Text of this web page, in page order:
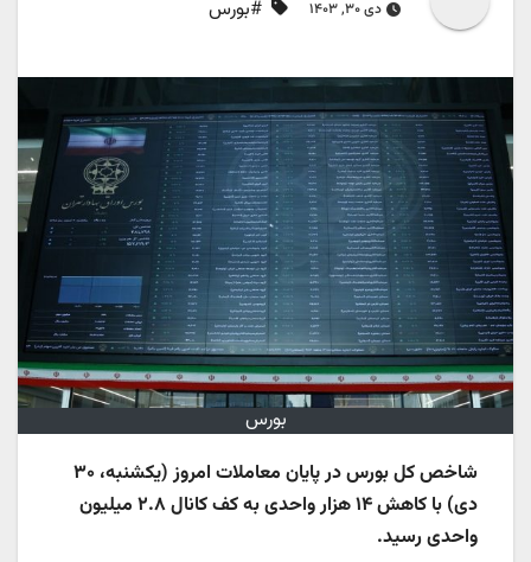
دی ۳۰, ۱۴۰۳ #بورس
بورس
شاخص کل بورس در پایان معاملات امروز (یکشنبه، ۳۰
دی) با کاهش ۱۴ هزار واحدی به کف کانال ۲.۸ میلیون
واحدی رسید.